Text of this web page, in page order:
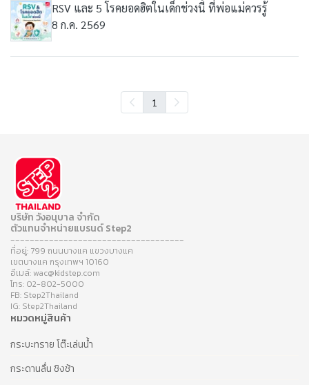
RSV และ 5 โรคยอดฮิตในเด็กช่วงนี้ ที่พ่อแม่ควรรู้
8 ก.ค. 2569
1
บริษัท วังอนุบาล จำกัด
ตัวแทนจำหน่ายแบรนด์ Step2
------------------------------------
ที่อยู่: 799 ถนนบางแค แขวงบางแค
เขตบางแค กรุงเทพฯ 10160
อีเมล์: wac@kidstep.com
โทร: 02-802-5000
FB: Step2Thailand
IG: Step2Thailand
หมวดหมู่สินค้า
กระบะทราย โต๊ะเล่นน้ำ
กระดานลื่น ชิงช้า